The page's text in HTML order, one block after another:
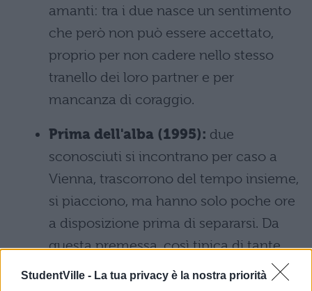
StudentVille - La tua privacy è la nostra priorità
amanti: tra i due nasce un sentimento
che però non può essere accettato,
proprio per non cadere nello stesso
tranello dei loro partner e per
mancanza di coraggio.
Prima dell'alba (1995): due
sconosciuti si incontrano per caso a
Vienna, trascorrono del tempo insieme,
si piacciono, ma hanno solo poche ore
a disposizione prima di separarsi. Da
questa premessa, così tipica di tante
storie nate durante le vacanze estive,